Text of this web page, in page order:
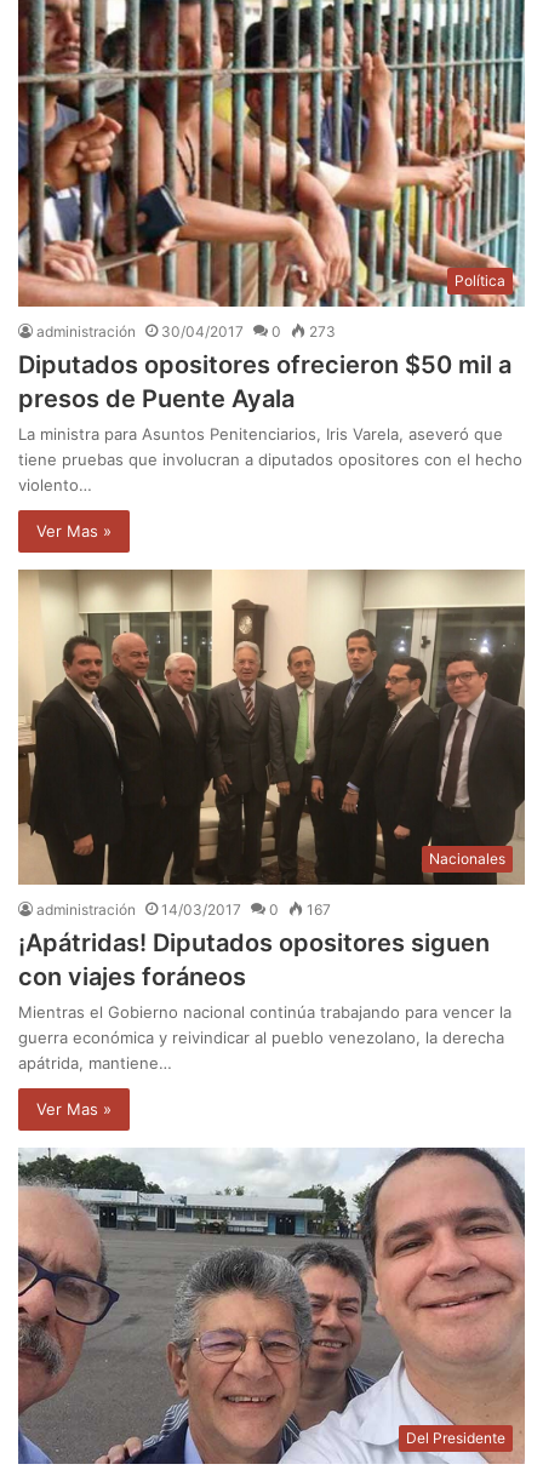
Política
administración 30/04/2017 0 273
Diputados opositores ofrecieron $50 mil a
presos de Puente Ayala
La ministra para Asuntos Penitenciarios, Iris Varela, aseveró que
tiene pruebas que involucran a diputados opositores con el hecho
violento…
Ver Mas »
Nacionales
administración 14/03/2017 0 167
¡Apátridas! Diputados opositores siguen
con viajes foráneos
Mientras el Gobierno nacional continúa trabajando para vencer la
guerra económica y reivindicar al pueblo venezolano, la derecha
apátrida, mantiene…
Ver Mas »
Del Presidente